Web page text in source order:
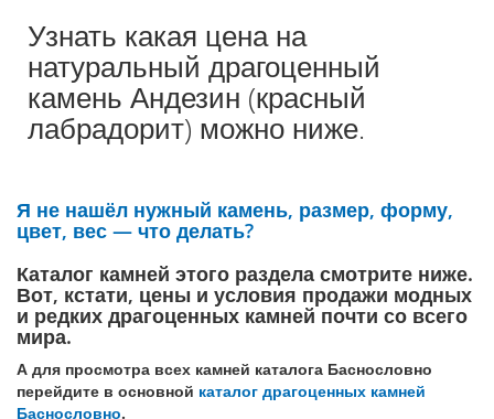
Узнать какая цена на
натуральный драгоценный
камень Андезин (красный
лабрадорит) можно ниже.
Я не нашёл нужный камень, размер, форму,
цвет, вес — что делать?
Каталог камней этого раздела смотрите ниже.
Вот, кстати, цены и условия продажи модных
и редких драгоценных камней почти со всего
мира.
А для просмотра всех камней каталога Баснословно
перейдите в основной каталог драгоценных камней
Баснословно.